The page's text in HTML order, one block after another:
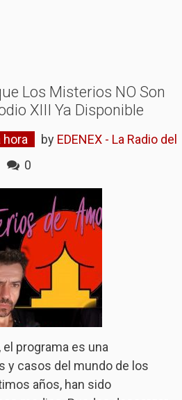
Los Misterios NO Son
XIII Ya Disponible
hora by EDENEX - La Radio del
0
programa es una
y casos del mundo de los
años, han sido